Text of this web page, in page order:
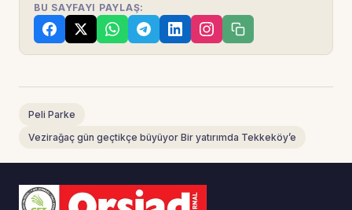
BU SAYFAYI PAYLAŞ:
Peli Parke
Vezirağaç gün geçtikçe büyüyor Bir yatırımda Tekkeköy’e